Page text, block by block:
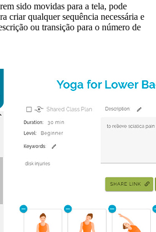
sido movidas para a tela, pode
criar qualquer sequência necessária e
ou transição para o número de